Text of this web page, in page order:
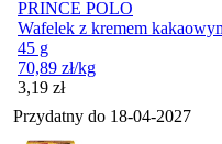
PRINCE POLO
Wafelek z kremem
45 g
70,89 zł/kg
Cena
3,19 zł
Przydatny do 18-04-2027